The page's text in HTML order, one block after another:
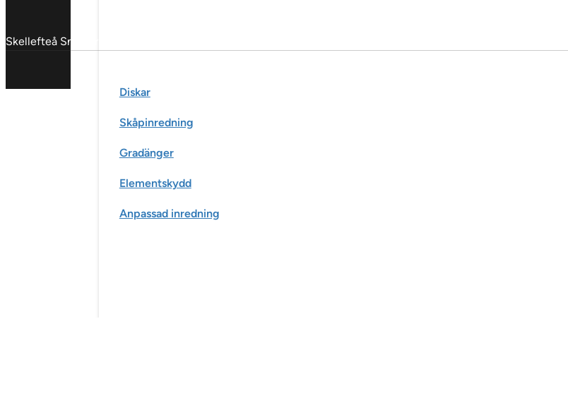
Diskar
Skåpinredning
Gradänger
Elementskydd
Anpassad inredning
Skellefteå Snickericentral © 2025